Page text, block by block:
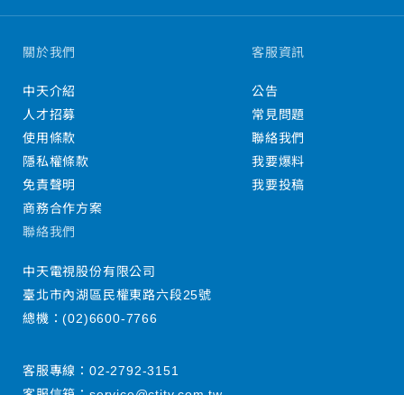
關於我們
中天介紹
人才招募
使用條款
隱私權條款
免責聲明
商務合作方案
客服資訊
公告
常見問題
聯絡我們
我要爆料
我要投稿
聯絡我們
中天電視股份有限公司
臺北市內湖區民權東路六段25號
總機：(02)6600-7766
客服專線： 02-2792-3151